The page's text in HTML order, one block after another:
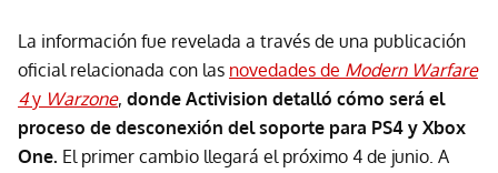
La información fue revelada a través de una publicación
oficial relacionada con las novedades de Modern Warfare
4y Warzone, donde Activision detalló cómo será el
proceso de desconexión del soporte para PS4 y Xbox
One. El primer cambio llegará el próximo 4 de junio. A